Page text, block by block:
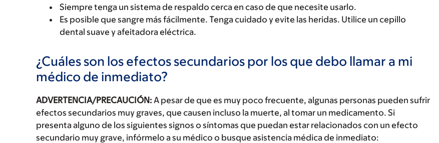
Siempre tenga un sistema de respaldo cerca en caso de que necesite usarlo.
Es posible que sangre más fácilmente. Tenga cuidado y evite las heridas. Utilice un cepillo
dental suave y afeitadora eléctrica.
¿Cuáles son los efectos secundarios por los que debo llamar a mi
médico de inmediato?
ADVERTENCIA/PRECAUCIÓN: A pesar de que es muy poco frecuente, algunas personas pueden sufrir
efectos secundarios muy graves, que causen incluso la muerte, al tomar un medicamento. Si
presenta alguno de los siguientes signos o síntomas que puedan estar relacionados con un efecto
secundario muy grave, infórmelo a su médico o busque asistencia médica de inmediato: